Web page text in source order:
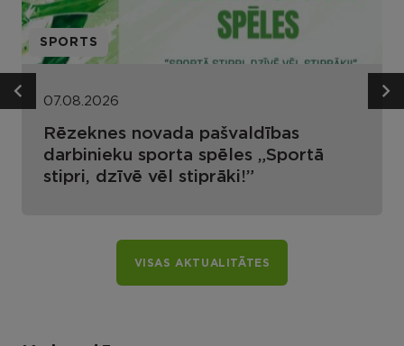
SPORTS
07.08.2026
Rēzeknes novada pašvaldības
darbinieku sporta spēles „Sportā
stipri, dzīvē vēl stiprāki!”
VISAS AKTUALITĀTES